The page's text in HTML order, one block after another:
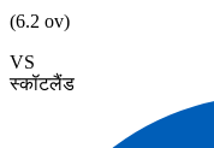
(6.2 ov)
VS
स्कॉटलैंड